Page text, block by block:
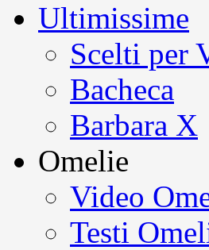
Ultimissime
Scelti per
Bacheca
Barbara X
Omelie
Video
Testi